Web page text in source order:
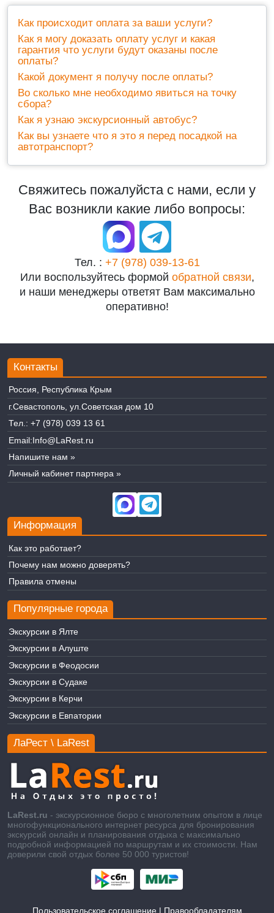
Как происходит оплата за ваши услуги?
Как я могу доказать оплату услуг и какая
гарантия что услуги будут оказаны после
оплаты?
Какой документ я получу после оплаты?
Во сколько мне необходимо явиться на точку
сбора?
Как я узнаю экскурсионный автобус?
Как вы узнаете что я это я перед посадкой на
автотранспорт?
Свяжитесь пожалуйста с нами, если у
Вас возникли какие либо вопросы:
Тел. : +7 (978) 039-13-61
Или воспользуйтесь формой обратной связи,
и наши менеджеры ответят Вам максимально
оперативно!
Контакты
Россия, Республика Крым
г.Севастополь, ул.Советская дом 10
Тел.: +7 (978) 039 13 61
Email:Info@LaRest.ru
Напишите нам »
Личный кабинет партнера »
Информация
Как это работает?
Почему нам можно доверять?
Правила отмены
Популярные города
Экскурсии в Ялте
Экскурсии в Алуште
Экскурсии в Феодосии
Экскурсии в Судаке
Экскурсии в Керчи
Экскурсии в Евпатории
ЛаРест \ LaRest
LaRest.ru - экскурсионное бюро с многолетним опытом в лице
многофункционального интернет ресурса для бронирования
экскурсий онлайн и планирования отдыха с максимально
подробной информацией по маршрутам и их стоимости. Нам
доверили свой отдых более 50 000 туристов!
Пользовательское соглашение| Правообладателям